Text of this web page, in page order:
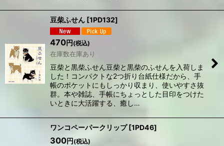
豆柴ふせん [1PD132]
470円(税込)
在庫数在庫あり
豆柴と黒柴ふせん豆柴と黒柴のふせんを入荷しま
した！コンパクトな2つ折り台紙仕様だから、手
帳のポケットにもしっかり収まり、使いやすさ抜
群。本や雑誌、手帳にちょっとした目印をつけた
いときに大活躍する、癒し…
ワンコペーパークリップ [1PD46]
300円(税込)